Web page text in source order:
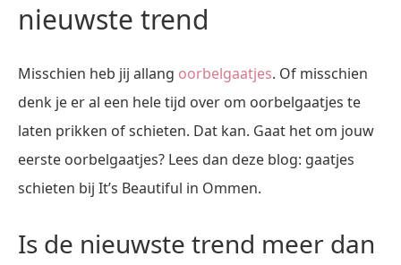
nieuwste trend
Misschien heb jij allang oorbelgaatjes. Of misschien
denk je er al een hele tijd over om oorbelgaatjes te
laten prikken of schieten. Dat kan. Gaat het om jouw
eerste oorbelgaatjes? Lees dan deze blog: gaatjes
schieten bij It’s Beautiful in Ommen.
Is de nieuwste trend meer dan